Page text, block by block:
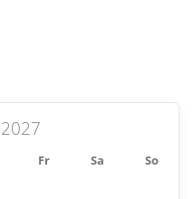
Fr Sa So